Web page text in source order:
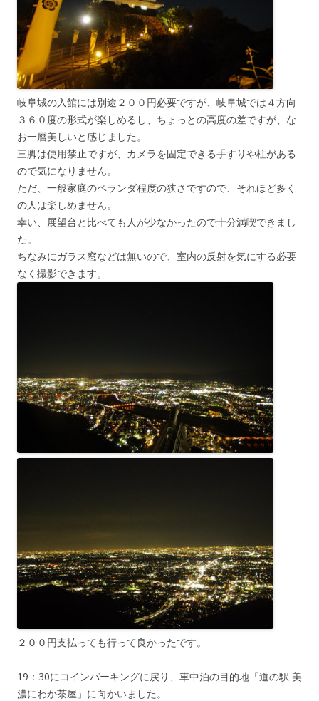
岐阜城の入館には別途２００円必要ですが、岐阜城では４方向
３６０度の形式が楽しめるし、ちょっとの高度の差ですが、な
お一層美しいと感じました。
三脚は使用禁止ですが、カメラを固定できる手すりや柱がある
ので気になりません。
ただ、一般家庭のベランダ程度の狭さですので、それほど多く
の人は楽しめません。
幸い、展望台と比べても人が少なかったので十分満喫できまし
た。
ちなみにガラス窓などは無いので、室内の反射を気にする必要
なく撮影できます。
２００円支払っても行って良かったです。
19：30にコインパーキングに戻り、車中泊の目的地「道の駅 美
濃にわか茶屋」に向かいました。